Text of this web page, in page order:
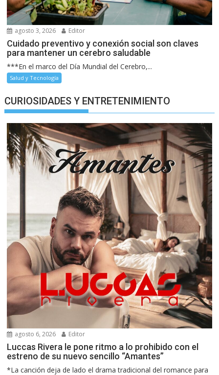
agosto 3, 2026 Editor
Cuidado preventivo y conexión social son claves
para mantener un cerebro saludable
***En el marco del Día Mundial del Cerebro,...
Salud y Tecnología
CURIOSIDADES Y ENTRETENIMIENTO
agosto 6, 2026 Editor
Luccas Rivera le pone ritmo a lo prohibido con el
estreno de su nuevo sencillo “Amantes”
*La canción deja de lado el drama tradicional del romance para